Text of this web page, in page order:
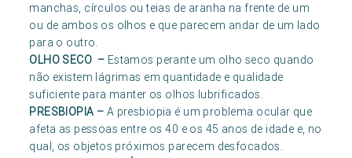
manchas, círculos ou teias de aranha na frente de um
ou de ambos os olhos e que parecem andar de um lado
para o outro.
OLHO SECO – Estamos perante um olho seco quando
não existem lágrimas em quantidade e qualidade
suficiente para manter os olhos lubrificados.
PRESBIOPIA – A presbiopia é um problema ocular que
afeta as pessoas entre os 40 e os 45 anos de idade e, no
qual, os objetos próximos parecem desfocados.